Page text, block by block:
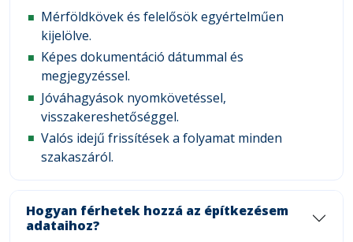
Mérföldkövek és felelősök egyértelműen
kijelölve.
Képes dokumentáció dátummal és
megjegyzéssel.
Jóváhagyások nyomkövetéssel,
visszakereshetőséggel.
Valós idejű frissítések a folyamat minden
szakaszáról.
Hogyan férhetek hozzá az építkezésem
adataihoz?